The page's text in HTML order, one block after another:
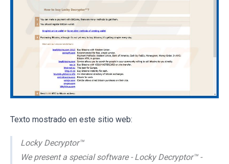
Texto mostrado en este sitio web:
Locky Decryptor™
We present a special software - Locky Decryptor™ -